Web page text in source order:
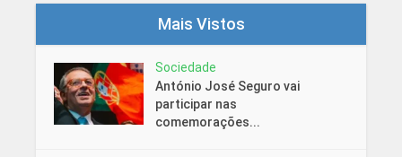
Mais Vistos
Sociedade
António José Seguro vai
participar nas
comemorações...